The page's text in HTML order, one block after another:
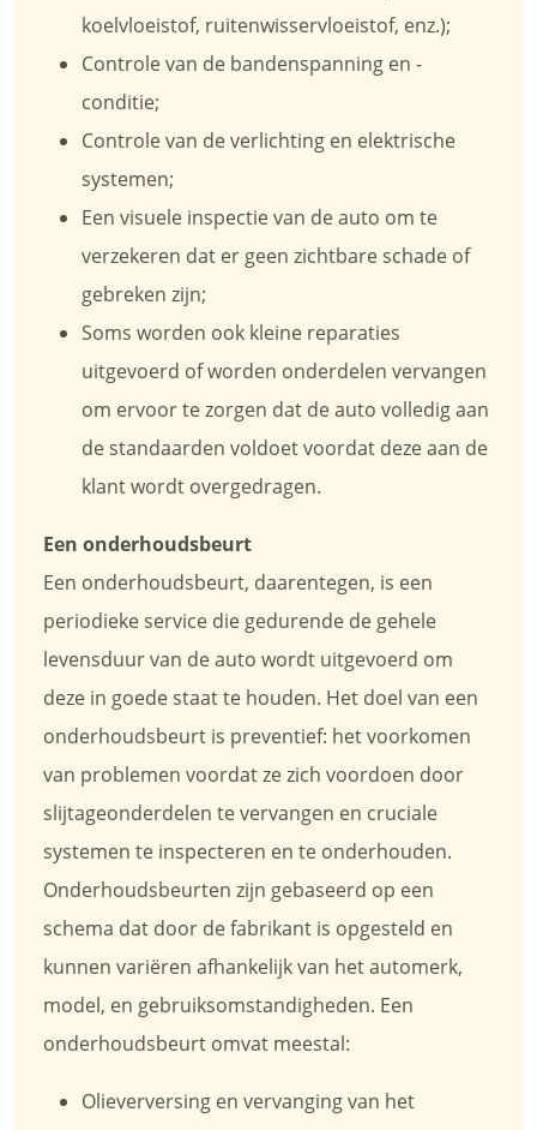
koelvloeistof, ruitenwisservloeistof, enz.);
Controle van de bandenspanning en -
conditie;
Controle van de verlichting en elektrische
systemen;
Een visuele inspectie van de auto om te
verzekeren dat er geen zichtbare schade of
gebreken zijn;
Soms worden ook kleine reparaties
uitgevoerd of worden onderdelen vervangen
om ervoor te zorgen dat de auto volledig aan
de standaarden voldoet voordat deze aan de
klant wordt overgedragen.
Een onderhoudsbeurt
Een onderhoudsbeurt, daarentegen, is een
periodieke service die gedurende de gehele
levensduur van de auto wordt uitgevoerd om
deze in goede staat te houden. Het doel van een
onderhoudsbeurt is preventief: het voorkomen
van problemen voordat ze zich voordoen door
slijtageonderdelen te vervangen en cruciale
systemen te inspecteren en te onderhouden.
Onderhoudsbeurten zijn gebaseerd op een
schema dat door de fabrikant is opgesteld en
kunnen variëren afhankelijk van het automerk,
model, en gebruiksomstandigheden. Een
onderhoudsbeurt omvat meestal:
Olieverversing en vervanging van het